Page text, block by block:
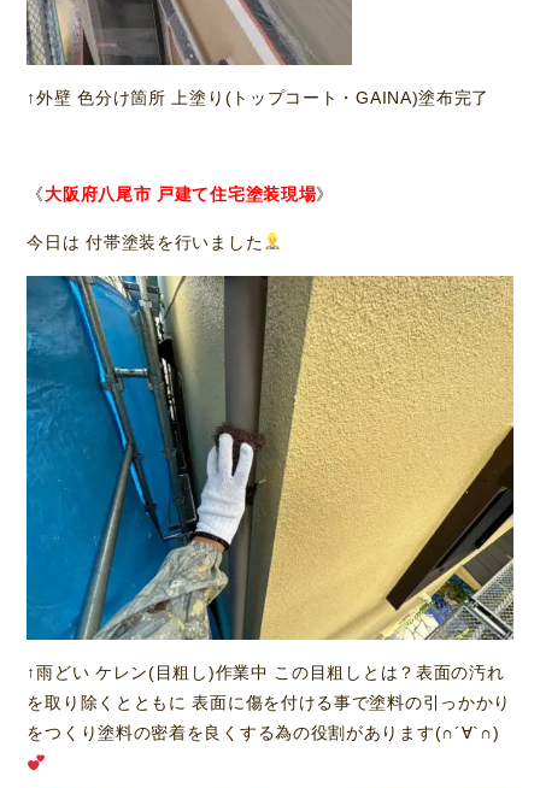
↑外壁 色分け箇所 上塗り(トップコート・GAINA)塗布完了
《大阪府八尾市 戸建て住宅塗装現場》
今日は 付帯塗装を行いました
↑雨どい ケレン(目粗し)作業中 この目粗しとは？表面の汚れ
を取り除くとともに 表面に傷を付ける事で塗料の引っかかり
をつくり塗料の密着を良くする為の役割があります(∩´∀`∩)